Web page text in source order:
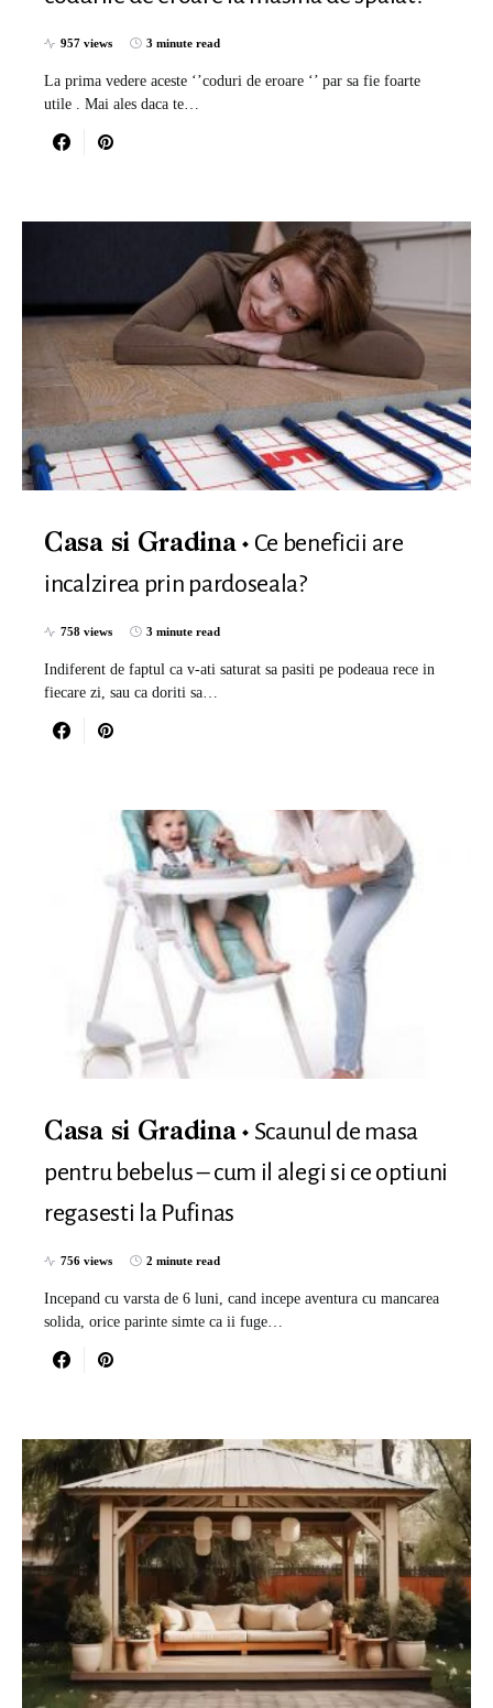
957 views 3 minute read
La prima vedere aceste ‘’coduri de eroare ‘’ par sa fie foarte
utile . Mai ales daca te…
Casa si Gradina
Ce beneficii are
incalzirea prin pardoseala?
758 views 3 minute read
Indiferent de faptul ca v-ati saturat sa pasiti pe podeaua rece in
fiecare zi, sau ca doriti sa…
Casa si Gradina
Scaunul de masa
pentru bebelus – cum il alegi si ce optiuni
regasesti la Pufinas
756 views 2 minute read
Incepand cu varsta de 6 luni, cand incepe aventura cu mancarea
solida, orice parinte simte ca ii fuge…